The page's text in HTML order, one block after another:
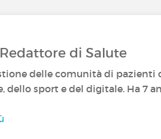
di Salute
delle comunità di pazienti
dello sport e del digitale. Ha 7